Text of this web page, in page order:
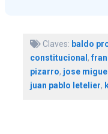
Claves: baldo
constitucional,
pizarro, jose
juan pablo letelier,